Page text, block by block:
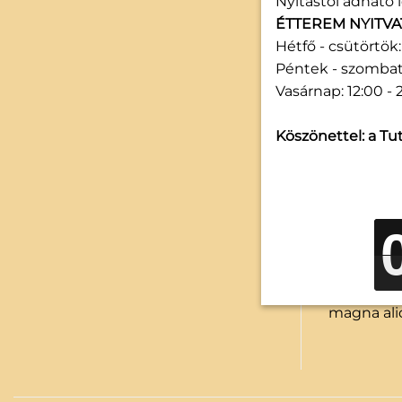
Lorem
magna
ÉTTEREM
Hétfő - csütörtök:
Péntek -
Vasárnap: 12:00 -
Köszönettel: a